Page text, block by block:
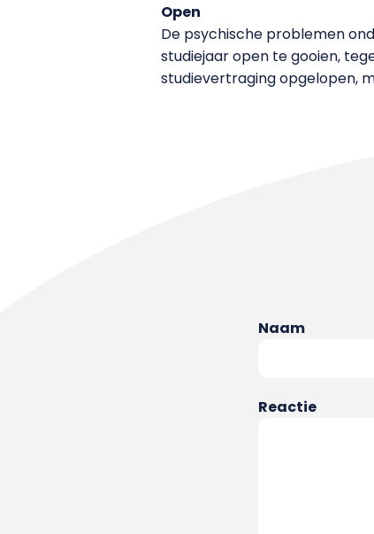
Open
De psychische problemen
studiejaar open te gooien,
studievertraging opgelopen,
Naam
Reactie